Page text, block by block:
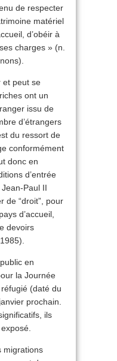
de respecter
matériel
d’obéir à
charges » (n.
et peut se
ont un
issu de
d’étrangers
du ressort de
conformément
donc en
d’entrée
Paul II
de “droit”, pour
d’accueil,
devoirs
en
la Journée
(daté du
prochain.
ils
migrations